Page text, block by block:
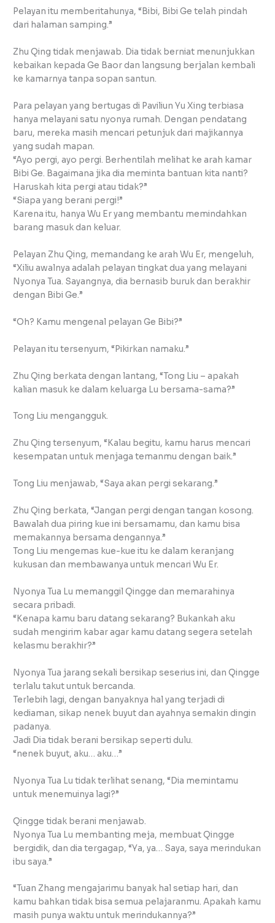
Pelayan itu memberitahunya, “Bibi, Bibi Ge telah pindah
dari halaman samping.”
Zhu Qing tidak menjawab. Dia tidak berniat menunjukkan
kebaikan kepada Ge Baor dan langsung berjalan kembali
ke kamarnya tanpa sopan santun.
Para pelayan yang bertugas di Paviliun Yu Xing terbiasa
hanya melayani satu nyonya rumah. Dengan pendatang
baru, mereka masih mencari petunjuk dari majikannya
yang sudah mapan.
“Ayo pergi, ayo pergi. Berhentilah melihat ke arah kamar
Bibi Ge. Bagaimana jika dia meminta bantuan kita nanti?
Haruskah kita pergi atau tidak?”
“Siapa yang berani pergi!”
Karena itu, hanya Wu Er yang membantu memindahkan
barang masuk dan keluar.
Pelayan Zhu Qing, memandang ke arah Wu Er, mengeluh,
“Xiliu awalnya adalah pelayan tingkat dua yang melayani
Nyonya Tua. Sayangnya, dia bernasib buruk dan berakhir
dengan Bibi Ge.”
“Oh? Kamu mengenal pelayan Ge Bibi?”
Pelayan itu tersenyum, “Pikirkan namaku.”
Zhu Qing berkata dengan lantang, “Tong Liu – apakah
kalian masuk ke dalam keluarga Lu bersama-sama?”
Tong Liu mengangguk.
Zhu Qing tersenyum, “Kalau begitu, kamu harus mencari
kesempatan untuk menjaga temanmu dengan baik.”
Tong Liu menjawab, “Saya akan pergi sekarang.”
Zhu Qing berkata, “Jangan pergi dengan tangan kosong.
Bawalah dua piring kue ini bersamamu, dan kamu bisa
memakannya bersama dengannya.”
Tong Liu mengemas kue-kue itu ke dalam keranjang
kukusan dan membawanya untuk mencari Wu Er.
Nyonya Tua Lu memanggil Qingge dan memarahinya
secara pribadi.
“Kenapa kamu baru datang sekarang? Bukankah aku
sudah mengirim kabar agar kamu datang segera setelah
kelasmu berakhir?”
Nyonya Tua jarang sekali bersikap seserius ini, dan Qingge
terlalu takut untuk bercanda.
Terlebih lagi, dengan banyaknya hal yang terjadi di
kediaman, sikap nenek buyut dan ayahnya semakin dingin
padanya.
Jadi Dia tidak berani bersikap seperti dulu.
“nenek buyut, aku… aku…”
Nyonya Tua Lu tidak terlihat senang, “Dia memintamu
untuk menemuinya lagi?”
Qingge tidak berani menjawab.
Nyonya Tua Lu membanting meja, membuat Qingge
bergidik, dan dia tergagap, “Ya, ya… Saya, saya merindukan
ibu saya.”
“Tuan Zhang mengajarimu banyak hal setiap hari, dan
kamu bahkan tidak bisa semua pelajaranmu. Apakah kamu
masih punya waktu untuk merindukannya?”